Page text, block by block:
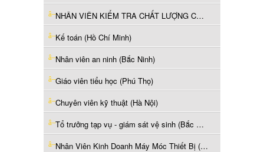
NHÂN VIÊN KIỂM TRA CHẤT LƯỢNG CHUYÊN NGÀNH HÓA CHẤT (Hồ Chí Minh)
Kế toán (Hồ Chí Minh)
Nhân viên an ninh (Bắc Ninh)
Giáo viên tiểu học (Phú Thọ)
Chuyên viên kỹ thuật (Hà Nội)
Tổ trưởng tạp vụ - giám sát vệ sinh (Bắc Ninh)
Nhân Viên Kinh Doanh Máy Móc Thiết Bị (Hồ Chí Minh)